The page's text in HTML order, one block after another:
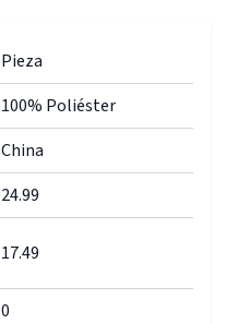
Pieza
100% Poliéster
China
24.99
17.49
0